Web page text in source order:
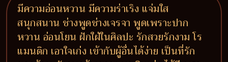
มีความอ่อนหวาน มีความร่าเริง แจ่มใส
สนุกสนาน ช่างพูดช่างเจรจา พูดเพราะปาก
หวาน อ่อนโยน ฝักใฝ่ในศิลปะ รักสวยรักงาม โร
แมนติก เอาใจเก่ง เข้ากับผู้อื่นได้ง่าย เป็นที่รัก